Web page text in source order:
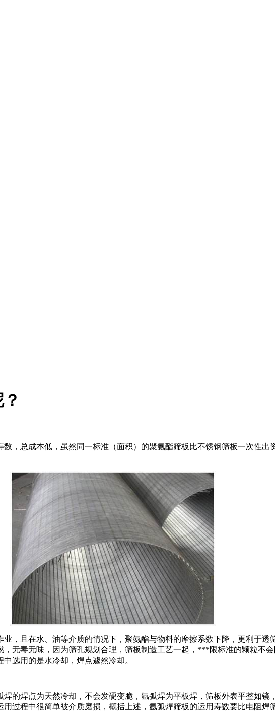
，总成本低，虽然同一标准（面积）的聚氨酯筛板比不锈钢筛板一次性出
且在水、油等介质的情况下，聚氨酯与物料的摩擦系数下降，更利于透
无毒无味，因为筛孔规划合理，筛板制造工艺一起，***限标准的颗粒不
选用的是水冷却，焊点遽然冷却。
焊点为天然冷却，不会发硬变脆，氩弧焊为平板焊，筛板外表平整如镜
过程中很简单被介质磨损，概括上述，氩弧焊筛板的运用寿数要比电阻焊